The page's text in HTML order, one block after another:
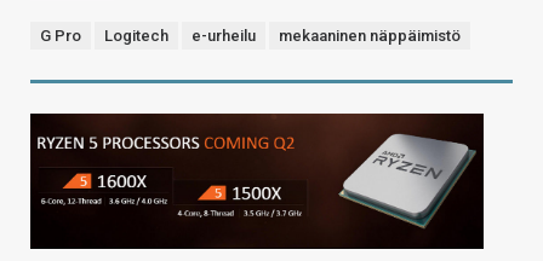
G Pro Logitech e-urheilu mekaaninen näppäimistö